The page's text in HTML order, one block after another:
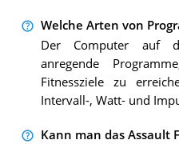
Welche Arten von
Der Computer auf
anregende
Fitnessziele zu
Intervall-, Watt- und
Kann man das Assault